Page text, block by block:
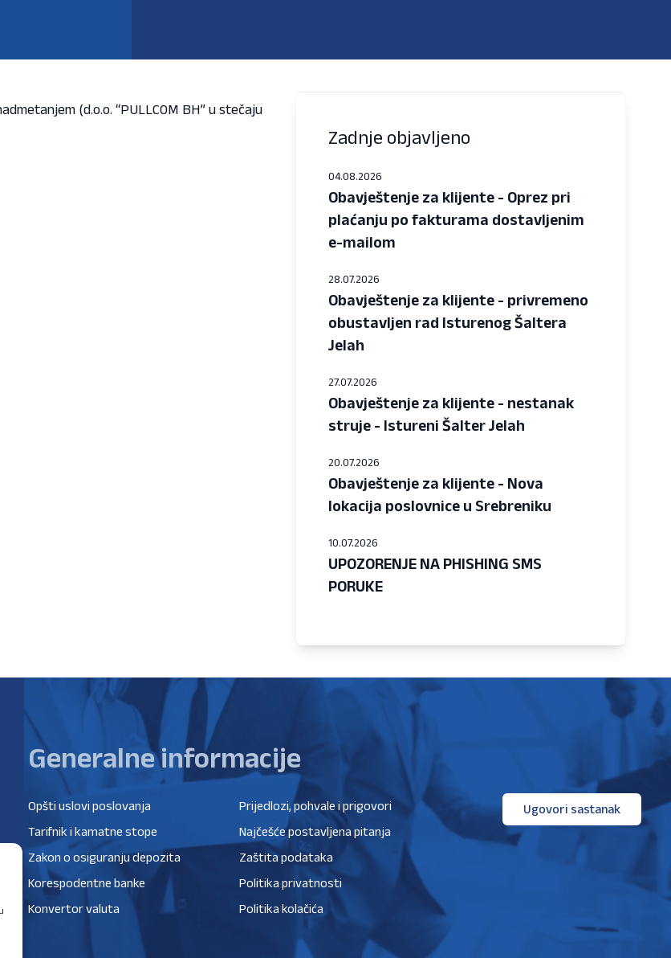
(d.o.o. “PULLCOM BH” u stečaju
Zadnje objavljeno
04.08.2026
Obavještenje za klijente - Oprez pri
plaćanju po fakturama dostavljenim
e-mailom
28.07.2026
Obavještenje za klijente - privremeno
obustavljen rad Isturenog Šaltera
Jelah
27.07.2026
Obavještenje za klijente - nestanak
struje - Istureni Šalter Jelah
20.07.2026
Obavještenje za klijente - Nova
lokacija poslovnice u Srebreniku
10.07.2026
UPOZORENJE NA PHISHING SMS
PORUKE
Generalne informacije
Opšti uslovi poslovanja
Tarifnik i kamatne stope
Zakon o osiguranju depozita
Korespodentne banke
Konvertor valuta
Prijedlozi, pohvale i prigovori
Najčešće postavljena pitanja
Zaštita podataka
Politika privatnosti
Politika kolačića
Ugovori sastanak